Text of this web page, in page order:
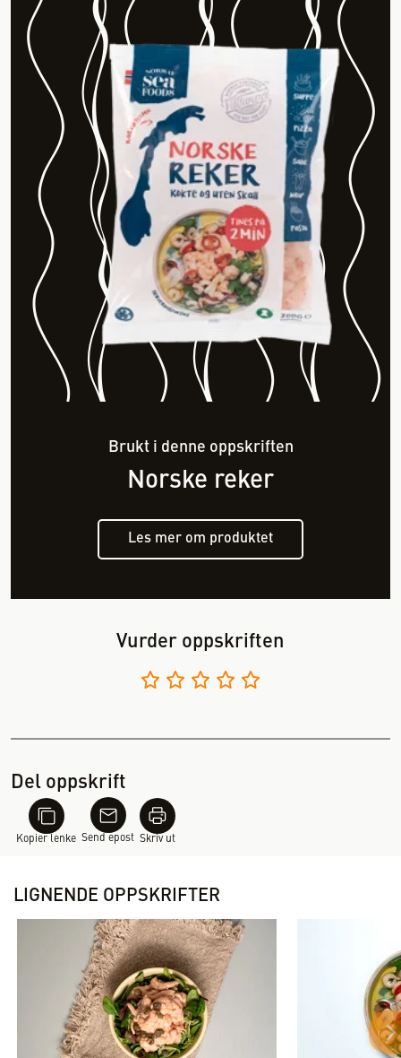
Brukt i denne oppskriften
Norske reker
Les mer om produktet
Vurder oppskriften
Del oppskrift
Kopier lenke Send epost Skriv ut
LIGNENDE OPPSKRIFTER